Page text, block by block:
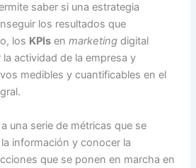
saber si una estrategia
los resultados que
los KPIs en marketing digital
actividad de la empresa y
medibles y cuantificables en el
una serie de métricas que se
información y conocer la
que se ponen en marcha en